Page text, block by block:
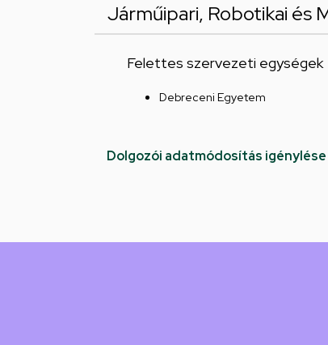
Járműipari, Robotikai és
Felettes szervezeti egységek
Debreceni Egyetem
Dolgozói adatmódosítás